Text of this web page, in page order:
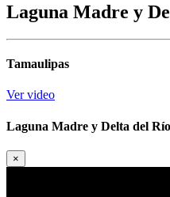
Laguna Madre y
Tamaulipas
Ver video
Laguna Madre y Delta del
×